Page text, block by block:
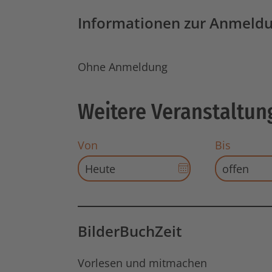
Informationen zur
Ohne Anmeldung
Weitere
Von
Datums-
Auswahl
Startdatum
Bis
BilderBuchZeit
Vorlesen und mitmachen